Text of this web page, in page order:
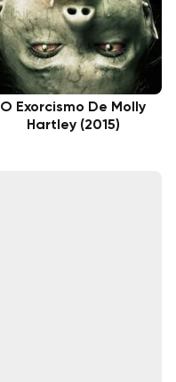
O Exorcismo De Molly
Hartley (2015)